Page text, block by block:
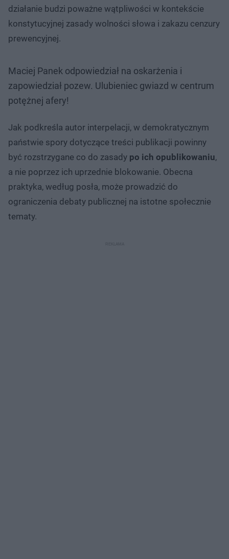
działanie budzi poważne wątpliwości w kontekście
konstytucyjnej zasady wolności słowa i zakazu cenzury
prewencyjnej.
Maciej Panek odpowiedział na oskarżenia i
zapowiedział pozew. Ulubieniec gwiazd w centrum
potężnej afery!
Jak podkreśla autor interpelacji, w demokratycznym
państwie spory dotyczące treści publikacji powinny
być rozstrzygane co do zasady po ich opublikowaniu,
a nie poprzez ich uprzednie blokowanie. Obecna
praktyka, według posła, może prowadzić do
ograniczenia debaty publicznej na istotne społecznie
tematy.